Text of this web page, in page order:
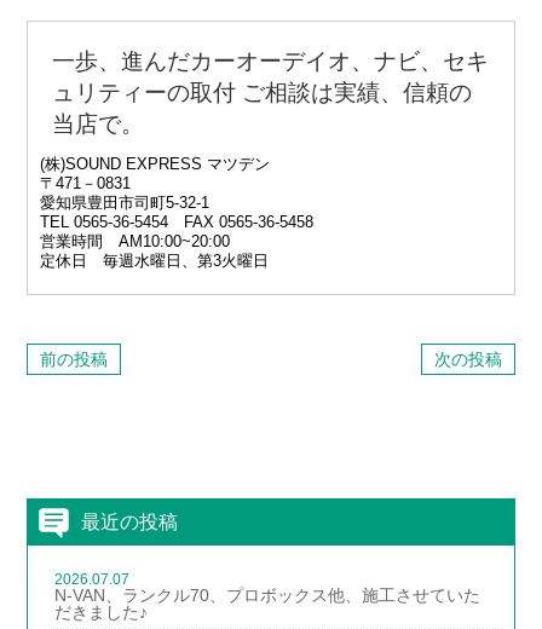
一歩、進んだカーオーデイオ、ナビ、セキ
ュリティーの取付 ご相談は実績、信頼の
当店で。
(株)SOUND EXPRESS マツデン
〒471－0831
愛知県豊田市司町5‐32‐1
TEL 0565‐36‐5454 FAX 0565-36-5458
営業時間 AM10:00~20:00
定休日 毎週水曜日、第3火曜日
次の投稿
前の投稿
最近の投稿
2026.07.07
N-VAN、ランクル70、プロボックス他、施工させていた
だきました♪